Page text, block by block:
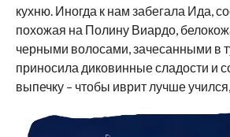
кухню. Иногда к нам забегала Ида,
похожая на Полину Виардо,
черными волосами, зачесанными в
приносила диковинные сладости и
выпечку – чтобы иврит лучше